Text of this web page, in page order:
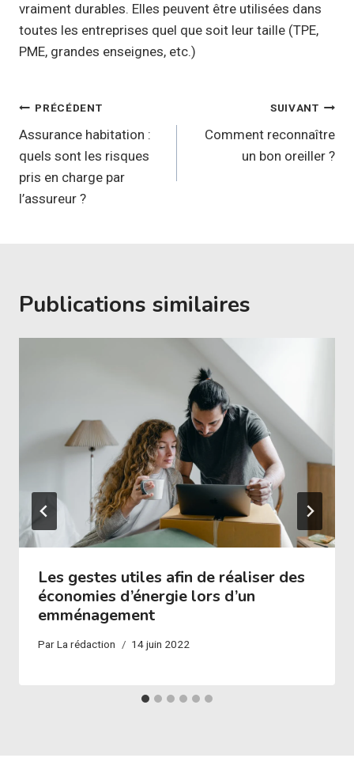
vraiment durables. Elles peuvent être utilisées dans
toutes les entreprises quel que soit leur taille (TPE,
PME, grandes enseignes, etc.)
Navigation
de
l’article
PRÉCÉDENT
Assurance habitation :
quels sont les risques
pris en charge par
l’assureur ?
SUIVANT
Comment reconnaître
un bon oreiller ?
Publications similaires
Les gestes utiles afin de réaliser des
économies d’énergie lors d’un
emménagement
ParLa rédaction 14 juin 2022